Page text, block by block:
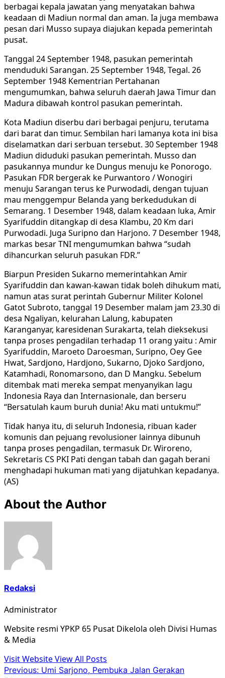
berbagai kepala jawatan yang menyatakan bahwa
keadaan di Madiun normal dan aman. Ia juga membawa
pesan dari Musso supaya diajukan kepada pemerintah
pusat.
Tanggal 24 September 1948, pasukan pemerintah
menduduki Sarangan. 25 September 1948, Tegal. 26
September 1948 Kementrian Pertahanan
mengumumkan, bahwa seluruh daerah Jawa Timur dan
Madura dibawah kontrol pasukan pemerintah.
Kota Madiun diserbu dari berbagai penjuru, terutama
dari barat dan timur. Sembilan hari lamanya kota ini bisa
diselamatkan dari serbuan tersebut. 30 September 1948
Madiun diduduki pasukan pemerintah. Musso dan
pasukannya mundur ke Dungus menuju ke Ponorogo.
Pasukan FDR bergerak ke Purwantoro / Wonogiri
menuju Sarangan terus ke Purwodadi, dengan tujuan
mau menggempur Belanda yang berkedudukan di
Semarang. 1 Desember 1948, dalam keadaan luka, Amir
Syarifuddin ditangkap di desa Klambu, 20 Km dari
Purwodadi. Juga Suripno dan Harjono. 7 Desember 1948,
markas besar TNI mengumumkan bahwa “sudah
dihancurkan seluruh pasukan FDR.”
Biarpun Presiden Sukarno memerintahkan Amir
Syarifuddin dan kawan-kawan tidak boleh dihukum mati,
namun atas surat perintah Gubernur Militer Kolonel
Gatot Subroto, tanggal 19 Desember malam jam 23.30 di
desa Ngaliyan, kelurahan Lalung, kabupaten
Karanganyar, karesidenan Surakarta, telah dieksekusi
tanpa proses pengadilan terhadap 11 orang yaitu : Amir
Syarifuddin, Maroeto Daroesman, Suripno, Oey Gee
Hwat, Sardjono, Hardjono, Sukarno, Djoko Sardjono,
Katamhadi, Ronomarsono, dan D Mangku. Sebelum
ditembak mati mereka sempat menyanyikan lagu
Indonesia Raya dan Internasionale, dan berseru
“Bersatulah kaum buruh dunia! Aku mati untukmu!”
Tidak hanya itu, di seluruh Indonesia, ribuan kader
komunis dan pejuang revolusioner lainnya dibunuh
tanpa proses pengadilan, termasuk Dr. Wiroreno,
Sekretaris CS PKI Pati dengan tabah dan gagah berani
menghadapi hukuman mati yang dijatuhkan kepadanya.
(AS)
About the Author
Redaksi
Administrator
Website resmi YPKP 65 Pusat Dikelola oleh Divisi Humas
& Media
Visit WebsiteView All Posts
Post
Previous: Umi Sarjono, Pembuka Jalan Gerakan